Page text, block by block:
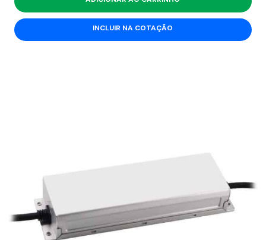
INCLUIR NA COTAÇÃO